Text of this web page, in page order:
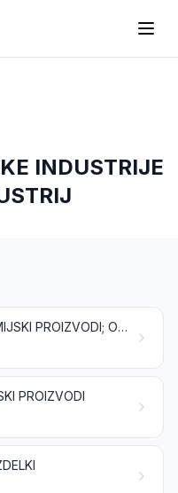
INDUSTRIJE
ANORGANSKI KEMIJSKI PROIZVODI; ORGANSKE ALI ANORGANSKE SPOJINE PLEMENITIH KOVIN, REDKIH ZEMELJSKIH KOVIN, RADIOAKTIVNIH ELEMENTOV ALI IZOTOPOV
PROIZVODI